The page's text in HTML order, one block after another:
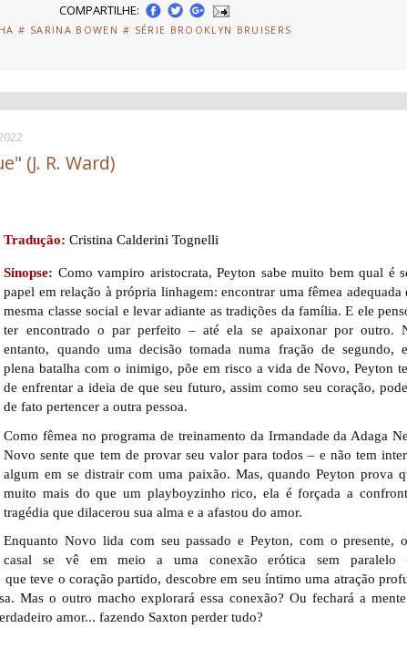
COMPARTILHE:
# SARINA BOWEN # SÉRIE BROOKLYN BRUISERS
(J. R. Ward)
Tradução: Cristina Calderini Tognelli
Sinopse: Como vampiro aristocrata, Peyton sabe muito bem qual é
papel em relação à própria linhagem: encontrar uma fêmea adequada
mesma classe social e levar adiante as tradições da família. E ele
ter encontrado o par perfeito – até ela se apaixonar por outro.
entanto, quando uma decisão tomada numa fração de segundo,
plena batalha com o inimigo, põe em risco a vida de Novo, Peyton
de enfrentar a ideia de que seu futuro, assim como seu coração,
de fato pertencer a outra pessoa.
Como fêmea no programa de treinamento da Irmandade da Adaga
Novo sente que tem de provar seu valor para todos – e não tem
algum em se distrair com uma paixão. Mas, quando Peyton prova
muito mais do que um playboyzinho rico, ela é forçada a
tragédia que dilacerou sua alma e a afastou do amor.
Enquanto Novo lida com seu passado e Peyton, com o presente,
casal se vê em meio a uma conexão erótica sem paralelo
que teve o coração partido, descobre em seu íntimo uma atração
Mas o outro macho explorará essa conexão? Ou fechará a
amor... fazendo Saxton perder tudo?